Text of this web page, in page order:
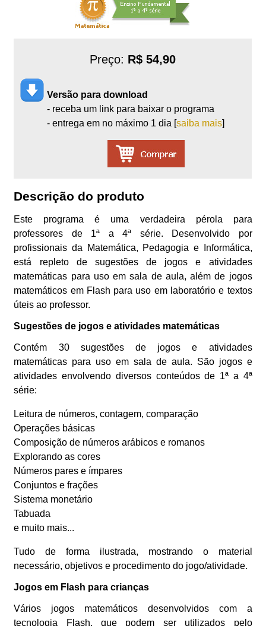
Preço: R$ 54,90
Versão para download
- receba um link para baixar o programa
- entrega em no máximo 1 dia [saiba mais]
Descrição do produto
Este programa é uma verdadeira pérola para
professores de 1ª a 4ª série. Desenvolvido por
profissionais da Matemática, Pedagogia e Informática,
está repleto de sugestões de jogos e atividades
matemáticas para uso em sala de aula, além de jogos
matemáticos em Flash para uso em laboratório e textos
úteis ao professor.
Sugestões de jogos e atividades matemáticas
Contém 30 sugestões de jogos e atividades
matemáticas para uso em sala de aula. São jogos e
atividades envolvendo diversos conteúdos de 1ª a 4ª
série:
Leitura de números, contagem, comparação
Operações básicas
Composição de números arábicos e romanos
Explorando as cores
Números pares e ímpares
Conjuntos e frações
Sistema monetário
Tabuada
e muito mais...
Tudo de forma ilustrada, mostrando o material
necessário, objetivos e procedimento do jogo/atividade.
Jogos em Flash para crianças
Vários jogos matemáticos desenvolvidos com a
tecnologia Flash, que podem ser utilizados pelo